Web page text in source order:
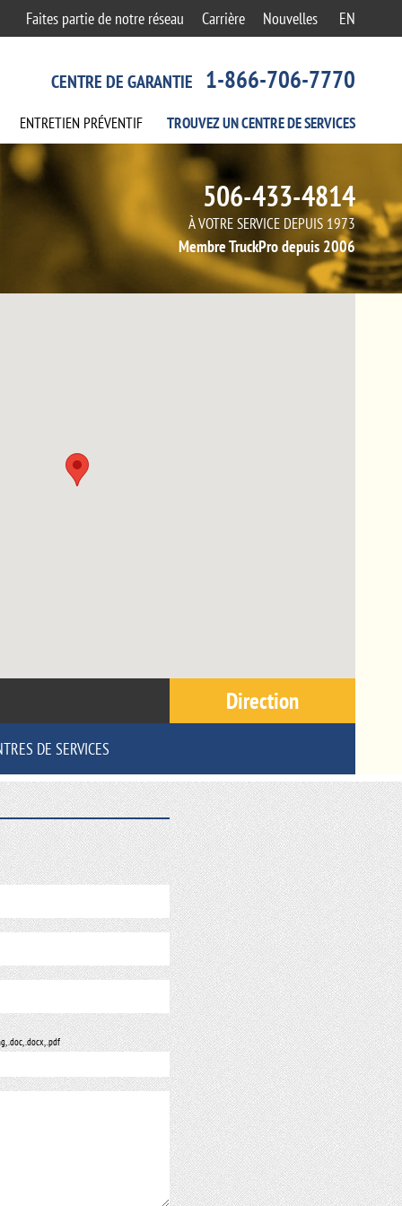
Faites partie de notre réseau Carrière Nouvelles EN
CENTRE DE GARANTIE 1-866-706-7770
ENTRETIEN PRÉVENTIF TROUVEZ UN CENTREDE SERVICES
506-433-4814
À VOTRE SERVICE DEPUIS 1973
Membre TruckPro depuis 2006
Direction
DE SERVICES
.doc, .docx, .pdf